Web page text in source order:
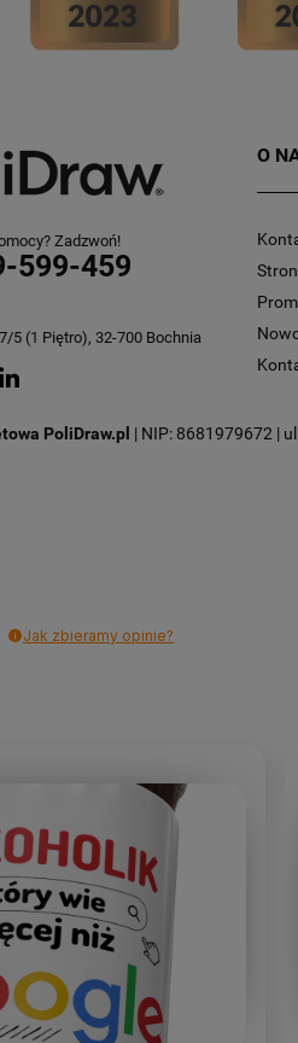
Zadzwoń!
599-459
5 (1 Piętro), 32-700 Bochnia
O
PoliDraw.pl | NIP: 8681979672 |
Jak zbieramy opinie?